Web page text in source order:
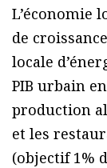
L’économie
de
locale
PIB urbain
production
et les
(objectif 1%